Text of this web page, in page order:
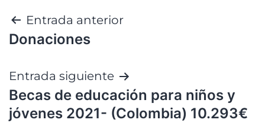
Entrada anterior
Donaciones
Entrada siguiente
Becas de educación para niños y
jóvenes 2021- (Colombia) 10.293€